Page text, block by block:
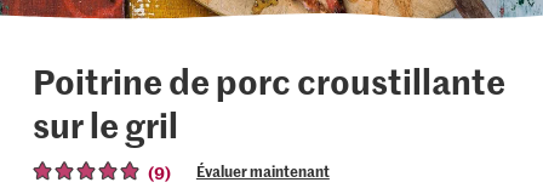
Poitrine de porc croustillante
sur le gril
(9) Évaluer maintenant